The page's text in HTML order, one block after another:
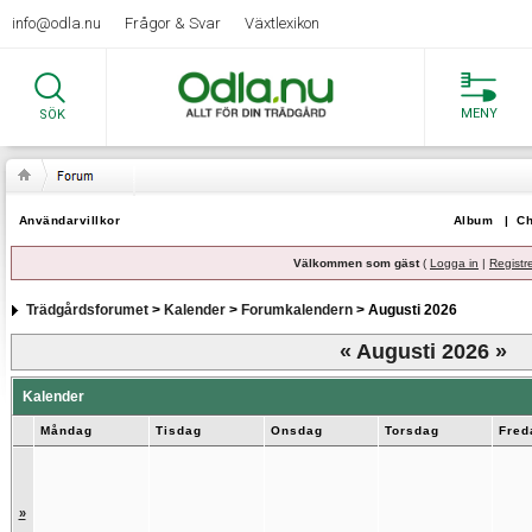
info@odla.nu Frågor & Svar Växtlexikon
SÖK MENY
Användarvillkor Album |
Välkommen som gäst( Logga in |
Trädgårdsforumet> Kalender> Forumkalendern> Augusti 2026
« Augusti 2026 »
Kalender
Måndag Tisdag Onsdag Torsdag
»